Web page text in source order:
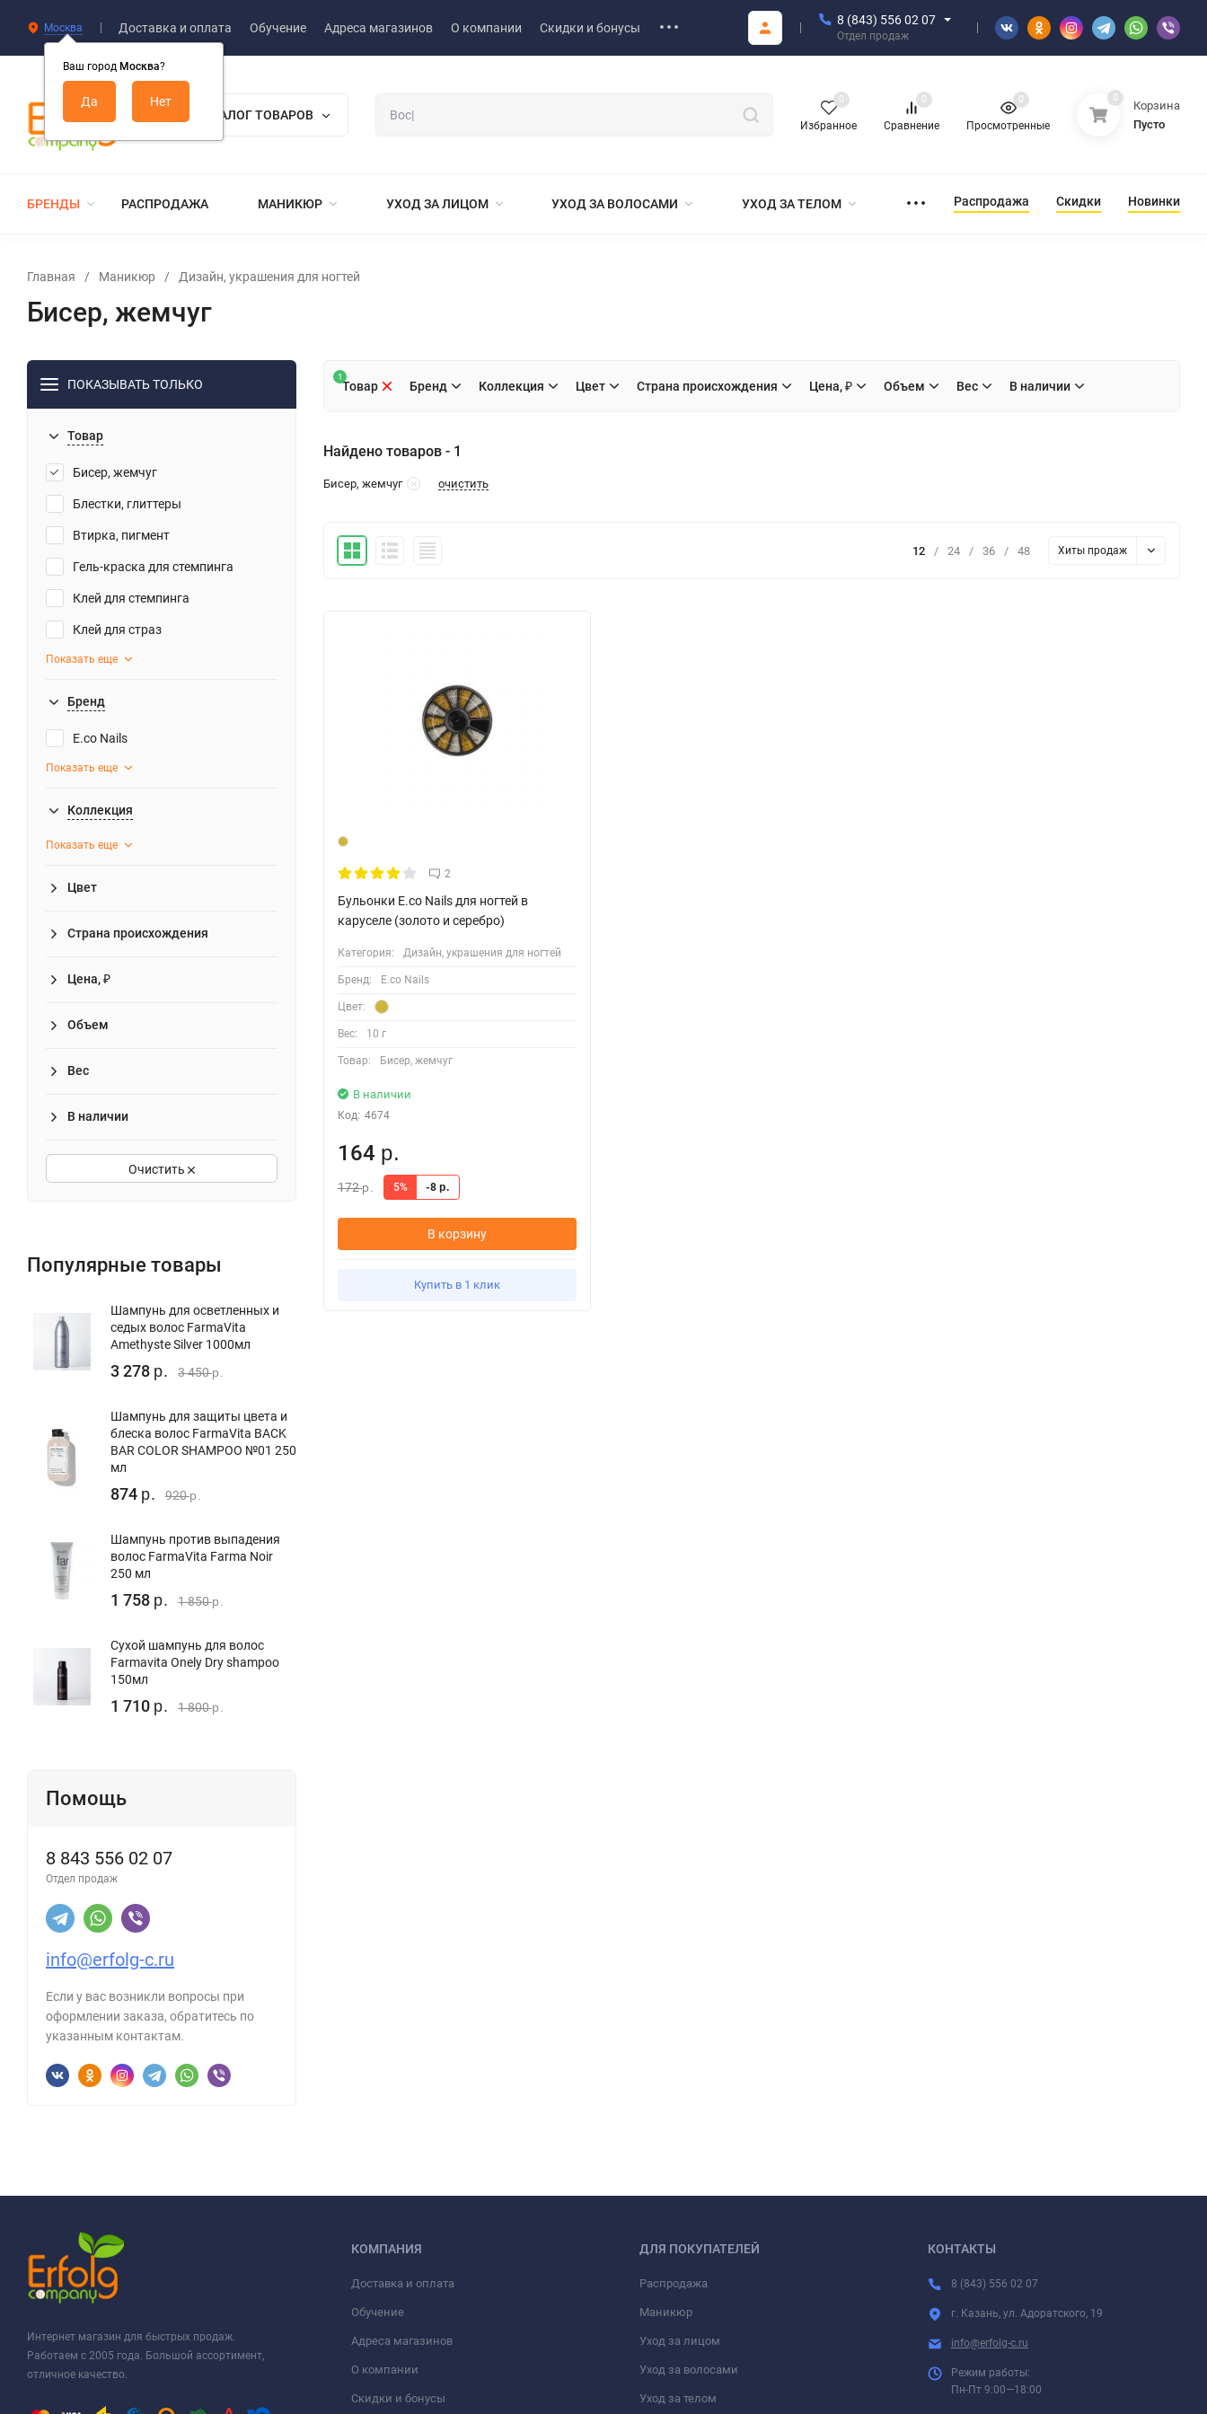
Москва
Ваш город Москва?
Доставка и оплата Обучение Адреса магазинов О компании Скидки и бонусы
8 (843) 556 02 07
Отдел продаж
КАТАЛОГ ТОВАРОВ
Избранное
0
Сравнение
0
Просмотренные
0 0
Корзина
Пусто
БРЕНДЫ РАСПРОДАЖА МАНИКЮР УХОД ЗА ЛИЦОМ УХОД ЗА ВОЛОСАМИ УХОД ЗА ТЕЛОМ Распродажа Скидки Новинки
Главная / Маникюр / Дизайн, украшения для ногтей
Бисер, жемчуг
ПОКАЗЫВАТЬ ТОЛЬКО
Товар
Бисер, жемчуг
Блестки, глиттеры
Втирка, пигмент
Гель-краска для стемпинга
Клей для стемпинга
Клей для страз
Показать еще
Бренд
E.co Nails
Показать еще
Коллекция
Показать еще
Цвет
Страна происхождения
Цена, ₽
Объем
Вес
В наличии
Очистить
Популярные товары
Шампунь для осветленных и
седых волос FarmaVita
Amethyste Silver 1000мл
3 278 р. 3 450р.
Шампунь для защиты цвета и
блеска волос FarmaVita BACK
BAR COLOR SHAMPOO №01 250
мл
874 р. 920р.
Шампунь против выпадения
волос FarmaVita Farma Noir
250 мл
1 758 р. 1 850р.
Сухой шампунь для волос
Farmavita Onely Dry shampoo
150мл
1 710 р. 1 800р.
Помощь
8 843 556 02 07
Отдел продаж
info@erfolg-c.ru
Если у вас возникли вопросы при
оформлении заказа, обратитесь по
указанным контактам.
Товар
1
Бренд Коллекция Цвет Страна происхождения Цена, ₽ Объем Вес В наличии
Найдено товаров - 1
Бисер, жемчуг очистить
12 / 24 / 36 / 48 Хиты продаж
2
Бульонки E.co Nails для ногтей в
каруселе (золото и серебро)
Категория: Дизайн, украшения для ногтей
Бренд: E.co Nails
Цвет:
Вес: 10 г
Товар: Бисер, жемчуг
В наличии
Код: 4674
164 р.
172р. 5% -8 р.
В корзину
Купить в 1 клик
Интернет магазин для быстрых продаж.
Работаем с 2005 года. Большой ассортимент,
отличное качество.
КОМПАНИЯ
Доставка и оплата
Обучение
Адреса магазинов
О компании
Скидки и бонусы
ДЛЯ ПОКУПАТЕЛЕЙ
Распродажа
Маникюр
Уход за лицом
Уход за волосами
Уход за телом
КОНТАКТЫ
8 (843) 556 02 07
г. Казань, ул. Адоратского, 19
info@erfolg-c.ru
Режим работы:
Пн-Пт 9:00—18:00